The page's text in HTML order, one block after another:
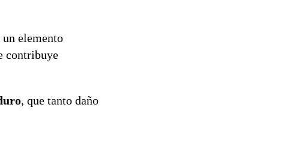
elemento
contribuye
, que tanto daño